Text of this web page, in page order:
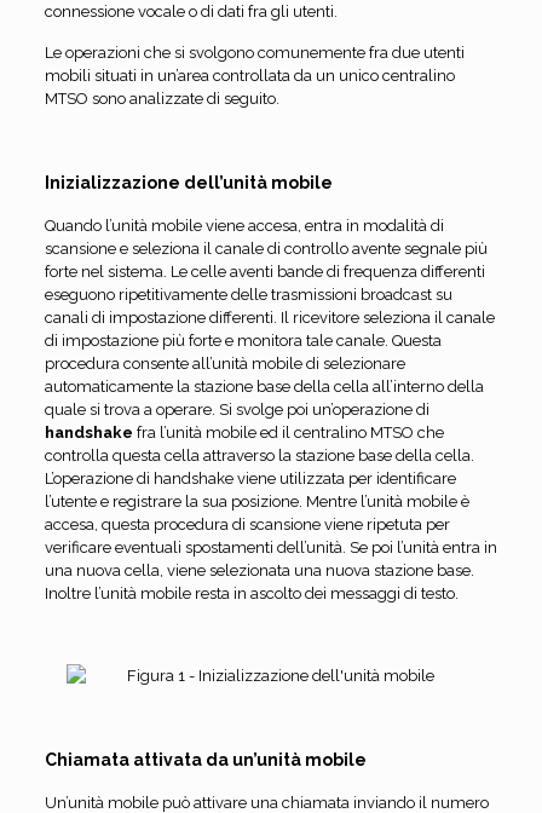
connessione vocale o di dati fra gli utenti.
Le operazioni che si svolgono comunemente fra due utenti
mobili situati in un’area controllata da un unico centralino
MTSO sono analizzate di seguito.
Inizializzazione dell’unità mobile
Quando l’unità mobile viene accesa, entra in modalità di
scansione e seleziona il canale di controllo avente segnale più
forte nel sistema. Le celle aventi bande di frequenza differenti
eseguono ripetitivamente delle trasmissioni broadcast su
canali di impostazione differenti. Il ricevitore seleziona il canale
di impostazione più forte e monitora tale canale. Questa
procedura consente all’unità mobile di selezionare
automaticamente la stazione base della cella all’interno della
quale si trova a operare. Si svolge poi un’operazione di
handshake fra l’unità mobile ed il centralino MTSO che
controlla questa cella attraverso la stazione base della cella.
L’operazione di handshake viene utilizzata per identificare
l’utente e registrare la sua posizione. Mentre l’unità mobile è
accesa, questa procedura di scansione viene ripetuta per
verificare eventuali spostamenti dell’unità. Se poi l’unità entra in
una nuova cella, viene selezionata una nuova stazione base.
Inoltre l’unità mobile resta in ascolto dei messaggi di testo.
Chiamata attivata da un’unità mobile
Un’unità mobile può attivare una chiamata inviando il numero